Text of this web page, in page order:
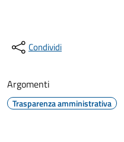
Condividi
Argomenti
Trasparenza amministrativa